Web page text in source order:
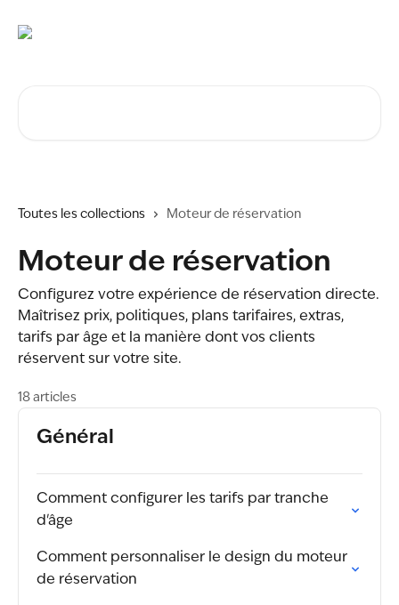
Toutes les collections Moteur de réservation
Moteur de réservation
Configurez votre expérience de réservation directe.
Maîtrisez prix, politiques, plans tarifaires, extras,
tarifs par âge et la manière dont vos clients
réservent sur votre site.
18 articles
Général
Comment configurer les tarifs par tranche
d'âge
Comment personnaliser le design du moteur
de réservation